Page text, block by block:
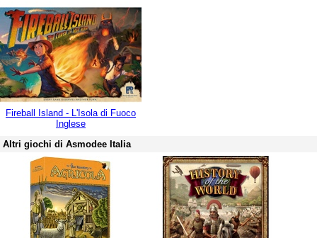
Fireball Island - L'Isola di Fuoco
Inglese
Altri giochi di Asmodee Italia